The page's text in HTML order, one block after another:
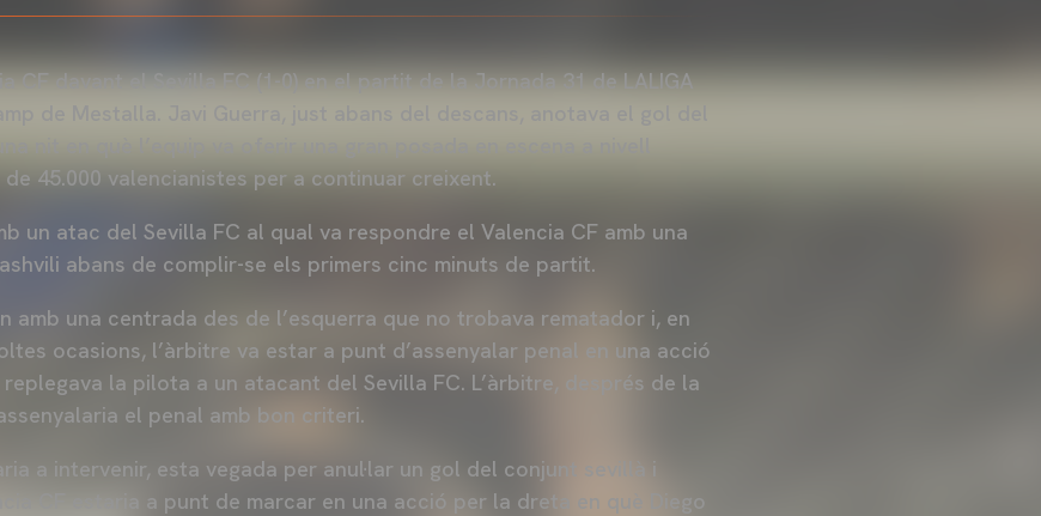
CF davant el Sevilla FC (1-0) en el partit de la Jornada 31 de LALIGA
45.000 valencianistes per a continuar creixent.
un atac del Sevilla FC al qual va respondre el Valencia CF amb una
abans de complir-se els primers cinc minuts de partit.
amb una centrada des de l’esquerra que no trobava rematador i, en
ocasions, l’àrbitre va estar a punt d’assenyalar penal en una acció
la pilota a un atacant del Sevilla FC. L’àrbitre, després de la
el penal amb bon criteri.
a intervenir, esta vegada per anul·lar un gol del conjunt sevillà i
CF estaria a punt de marcar en una acció per la dreta en què Diego